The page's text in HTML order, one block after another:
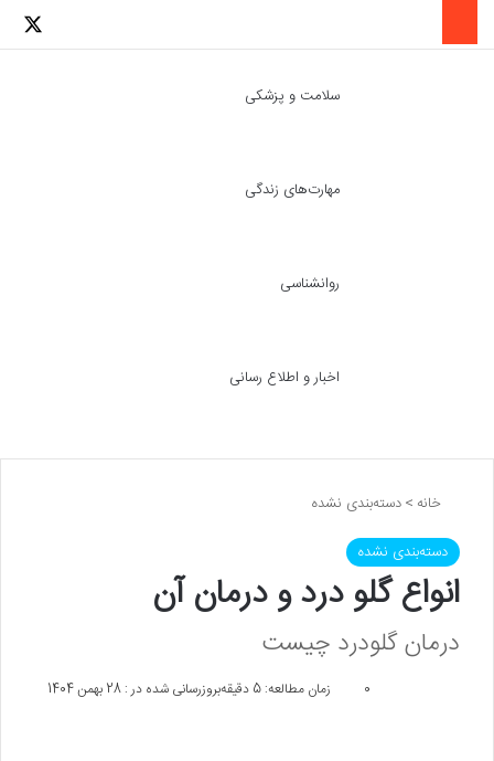
لینکدین
سلامت و پزشکی
مهارت‌های زندگی
روانشناسی
اخبار و اطلاع رسانی
خانه >دسته‌بندی نشده
دسته‌بندی نشده
انواع گلو درد و درمان آن
درمان گلودرد چیست
بروزرسانی شده در : 28 بهمن 1404 0 زمان مطالعه: 5 دقیقه